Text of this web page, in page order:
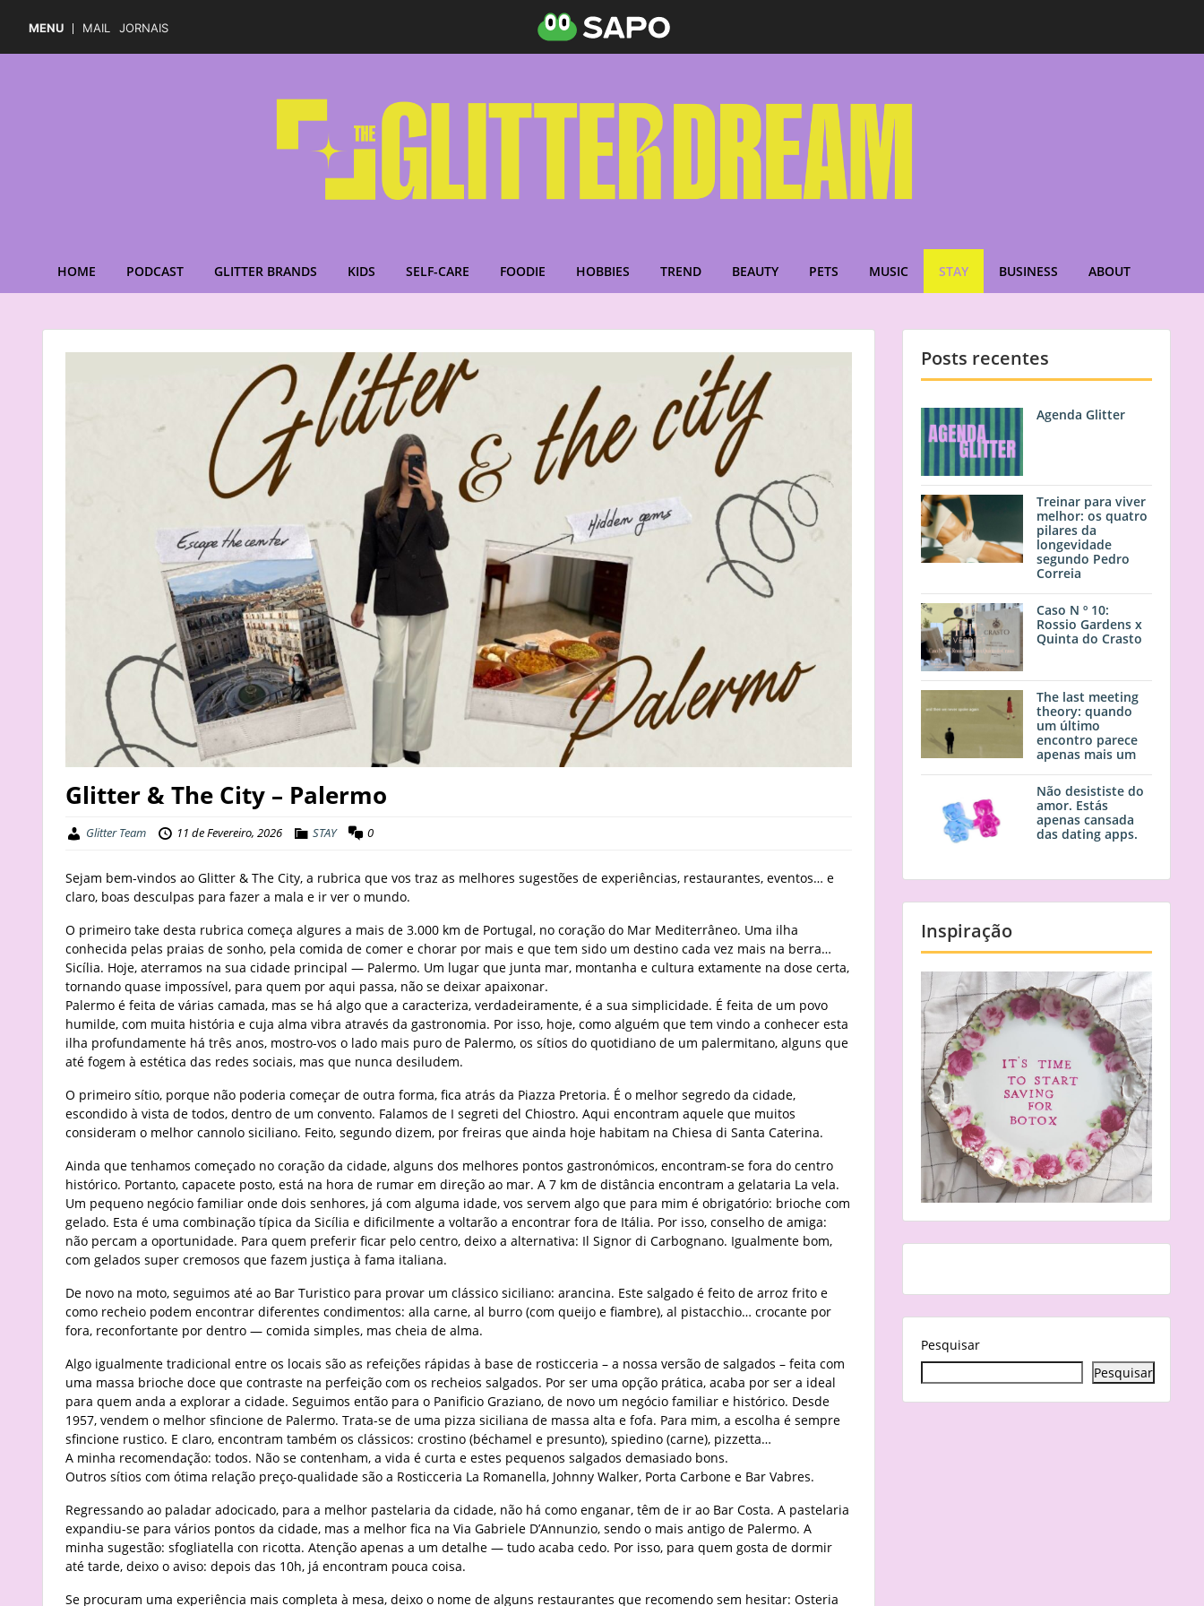
MENU MAIL JORNAIS
HOME PODCAST GLITTER BRANDS KIDS SELF-CARE FOODIE HOBBIES TREND BEAUTY PETS MUSIC STAY BUSINESS ABOUT
Glitter & The City – Palermo
Glitter Team 11 de Fevereiro, 2026 STAY 0
Sejam bem-vindos ao Glitter & The City, a rubrica que vos traz as melhores sugestões de experiências, restaurantes, eventos… e
claro, boas desculpas para fazer a mala e ir ver o mundo.
O primeiro take desta rubrica começa algures a mais de 3.000 km de Portugal, no coração do Mar Mediterrâneo. Uma ilha
conhecida pelas praias de sonho, pela comida de comer e chorar por mais e que tem sido um destino cada vez mais na berra…
Sicília. Hoje, aterramos na sua cidade principal — Palermo. Um lugar que junta mar, montanha e cultura extamente na dose certa,
tornando quase impossível, para quem por aqui passa, não se deixar apaixonar.
Palermo é feita de várias camada, mas se há algo que a caracteriza, verdadeiramente, é a sua simplicidade. É feita de um povo
humilde, com muita história e cuja alma vibra através da gastronomia. Por isso, hoje, como alguém que tem vindo a conhecer esta
ilha profundamente há três anos, mostro-vos o lado mais puro de Palermo, os sítios do quotidiano de um palermitano, alguns que
até fogem à estética das redes sociais, mas que nunca desiludem.
O primeiro sítio, porque não poderia começar de outra forma, fica atrás da Piazza Pretoria. É o melhor segredo da cidade,
escondido à vista de todos, dentro de um convento. Falamos de I segreti del Chiostro. Aqui encontram aquele que muitos
consideram o melhor cannolo siciliano. Feito, segundo dizem, por freiras que ainda hoje habitam na Chiesa di Santa Caterina.
Ainda que tenhamos começado no coração da cidade, alguns dos melhores pontos gastronómicos, encontram-se fora do centro
histórico. Portanto, capacete posto, está na hora de rumar em direção ao mar. A 7 km de distância encontram a gelataria La vela.
Um pequeno negócio familiar onde dois senhores, já com alguma idade, vos servem algo que para mim é obrigatório: brioche com
gelado. Esta é uma combinação típica da Sicília e dificilmente a voltarão a encontrar fora de Itália. Por isso, conselho de amiga:
não percam a oportunidade. Para quem preferir ficar pelo centro, deixo a alternativa: Il Signor di Carbognano. Igualmente bom,
com gelados super cremosos que fazem justiça à fama italiana.
De novo na moto, seguimos até ao Bar Turistico para provar um clássico siciliano: arancina. Este salgado é feito de arroz frito e
como recheio podem encontrar diferentes condimentos: alla carne, al burro (com queijo e fiambre), al pistacchio… crocante por
fora, reconfortante por dentro — comida simples, mas cheia de alma.
Algo igualmente tradicional entre os locais são as refeições rápidas à base de rosticceria – a nossa versão de salgados – feita com
uma massa brioche doce que contraste na perfeição com os recheios salgados. Por ser uma opção prática, acaba por ser a ideal
para quem anda a explorar a cidade. Seguimos então para o Panificio Graziano, de novo um negócio familiar e histórico. Desde
1957, vendem o melhor sfincione de Palermo. Trata-se de uma pizza siciliana de massa alta e fofa. Para mim, a escolha é sempre
sfincione rustico. E claro, encontram também os clássicos: crostino (béchamel e presunto), spiedino (carne), pizzetta…
A minha recomendação: todos. Não se contenham, a vida é curta e estes pequenos salgados demasiado bons.
Outros sítios com ótima relação preço-qualidade são a Rosticceria La Romanella, Johnny Walker, Porta Carbone e Bar Vabres.
Regressando ao paladar adocicado, para a melhor pastelaria da cidade, não há como enganar, têm de ir ao Bar Costa. A pastelaria
expandiu-se para vários pontos da cidade, mas a melhor fica na Via Gabriele D’Annunzio, sendo o mais antigo de Palermo. A
minha sugestão: sfogliatella con ricotta. Atenção apenas a um detalhe — tudo acaba cedo. Por isso, para quem gosta de dormir
até tarde, deixo o aviso: depois das 10h, já encontram pouca coisa.
Se procuram uma experiência mais completa à mesa, deixo o nome de alguns restaurantes que recomendo sem hesitar: Osteria
Posts recentes
Agenda Glitter
Treinar para viver
melhor: os quatro
pilares da
longevidade
segundo Pedro
Correia
Caso N º 10:
Rossio Gardens x
Quinta do Crasto
The last meeting
theory: quando
um último
encontro parece
apenas mais um
Não desististe do
amor. Estás
apenas cansada
das dating apps.
Inspiração
Pesquisar
Pesquisar